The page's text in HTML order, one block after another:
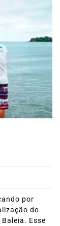
por
do
Esse